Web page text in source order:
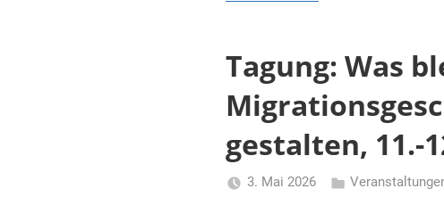
Tagung: Was
gestalten, 11.-
3. Mai 2026